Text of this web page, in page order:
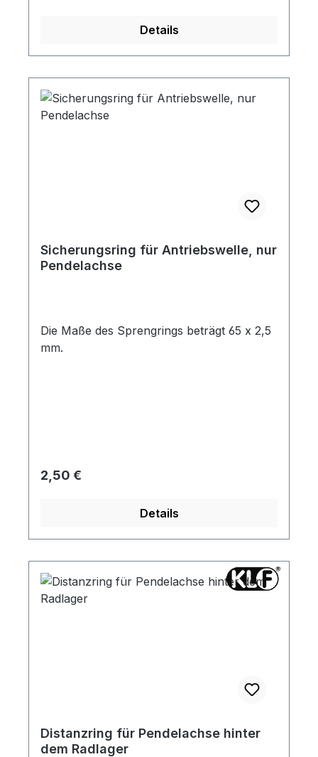
Details
Sicherungsring für Antriebswelle, nur
Pendelachse
Die Maße des Sprengrings beträgt 65 x 2,5
mm.
Regulärer Preis:
2,50 €
Details
Distanzring für Pendelachse hinter
dem Radlager